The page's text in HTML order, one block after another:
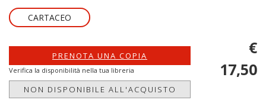
CARTACEO
PRENOTA UNA COPIA
Verifica la disponibilità nella tua libreria
NON DISPONIBILE ALL'ACQUISTO
€
17,50